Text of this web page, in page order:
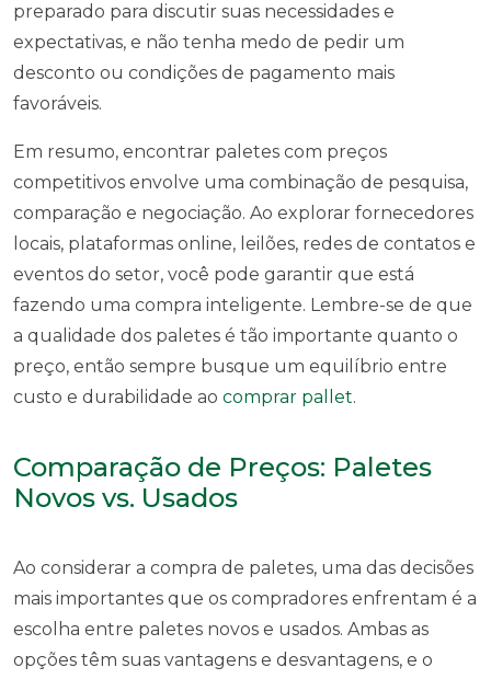
preparado para discutir suas necessidades e
expectativas, e não tenha medo de pedir um
desconto ou condições de pagamento mais
favoráveis.
Em resumo, encontrar paletes com preços
competitivos envolve uma combinação de pesquisa,
comparação e negociação. Ao explorar fornecedores
locais, plataformas online, leilões, redes de contatos e
eventos do setor, você pode garantir que está
fazendo uma compra inteligente. Lembre-se de que
a qualidade dos paletes é tão importante quanto o
preço, então sempre busque um equilíbrio entre
custo e durabilidade ao comprar pallet.
Comparação de Preços: Paletes
Novos vs. Usados
Ao considerar a compra de paletes, uma das decisões
mais importantes que os compradores enfrentam é a
escolha entre paletes novos e usados. Ambas as
opções têm suas vantagens e desvantagens, e o